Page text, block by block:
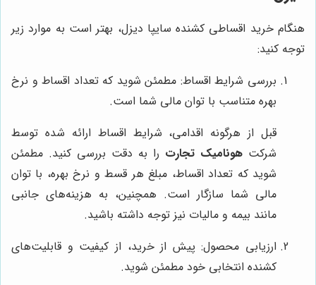
هنگام خرید اقساطی کشنده سایپا دیزل، بهتر است به موارد زیر
توجه کنید:
بررسی شرایط اقساط: مطمئن شوید که تعداد اقساط و نرخ
بهره متناسب با توان مالی شما است.
قبل از هرگونه اقدامی، شرایط اقساط ارائه شده توسط
شرکت هونامیک تجارت را به دقت بررسی کنید. مطمئن
شوید که تعداد اقساط، مبلغ هر قسط و نرخ بهره، با توان
مالی شما سازگار است. همچنین، به هزینه‌های جانبی
مانند بیمه و مالیات نیز توجه داشته باشید.
ارزیابی محصول: پیش از خرید، از کیفیت و قابلیت‌های
کشنده انتخابی خود مطمئن شوید.